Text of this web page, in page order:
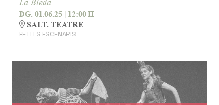
La Bleda
DG. 01.06.25 | 12:00 H
SALT. TEATRE
PETITS ESCENARIS